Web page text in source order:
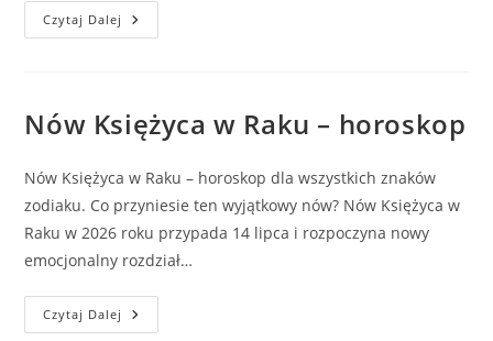
Czytaj Dalej Życiowy
Zakręt
Dzięki
Analizie
Potencjału
Nową
Strategię.
Nów Księżyca w Raku – horoskop
Nów Księżyca w Raku – horoskop dla wszystkich znaków
zodiaku. Co przyniesie ten wyjątkowy nów? Nów Księżyca w
Raku w 2026 roku przypada 14 lipca i rozpoczyna nowy
emocjonalny rozdział…
Czytaj Dalej Nów
Księżyca